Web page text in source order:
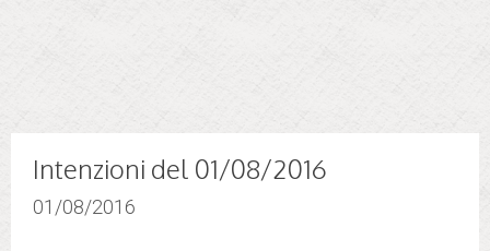
Intenzioni del 01/08/2016
01/08/2016